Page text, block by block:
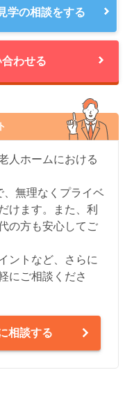
学の相談をする
わせる
人ホームにおける
無理なくプライベ
けます。また、利
の方も安心してご
ントなど、さらに
にご相談くださ
相談する